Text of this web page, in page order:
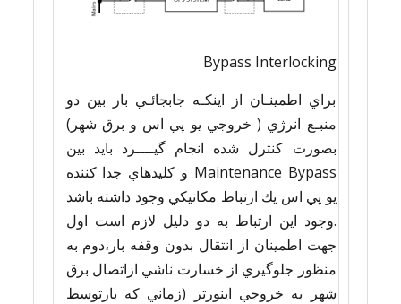
Bypass Interlocking
براي اطمينـان از اينكـه جابجائـي بار بين دو
منبـع انرژي ( خروجي يو پي اس و برق شهر)
بصورت كنترل شده انجام گيــــرد بايد بين
Maintenance Bypass و كليدهاي جدا كننده
يو پي اس يك ارتباط مكانيكي وجود داشته باشد
.وجود اين ارتباط به دو دليل لازم است اول
جهت اطمينان از انتقال بدون وقفه بار،دوم به
منظور جلوگيري از خسارت ناشي ازاتصال برق
شهر به خروجي اينورتر (زماني كه بارتوسط